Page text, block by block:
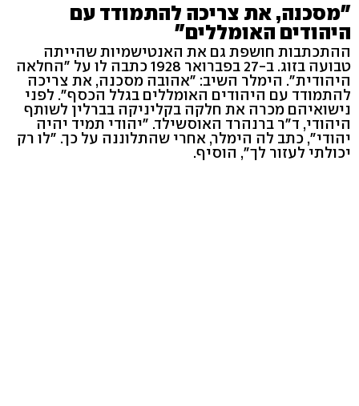
"מסכנה, את צריכה להתמודד עם
היהודים האומללים"
ההתכתבות חושפת גם את האנטישמיות שהייתה
טבועה בזוג. ב-27 בפברואר 1928 כתבה לו על "החלאה
היהודית". הימלר השיב: "אהובה מסכנה, את צריכה
להתמודד עם היהודים האומללים בגלל הכסף". לפני
נישואיהם מכרה את חלקה בקליניקה בברלין לשותף
היהודי, ד"ר ברנהרד האוסשילד. "יהודי תמיד יהיה
יהודי", כתב לה הימלר, אחרי שהתלוננה על כך. "לו רק
יכולתי לעזור לך", הוסיף.